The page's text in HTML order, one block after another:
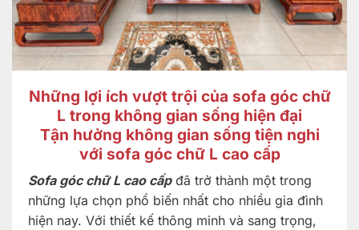
Những lợi ích vượt trội của sofa góc chữ
L trong không gian sống hiện đại
Tận hưởng không gian sống tiện nghi
với sofa góc chữ L cao cấp
Sofa góc chữ L cao cấpđã trở thành một trong
những lựa chọn phổ biến nhất cho nhiều gia đình
hiện nay. Với thiết kế thông minh và sang trọng,